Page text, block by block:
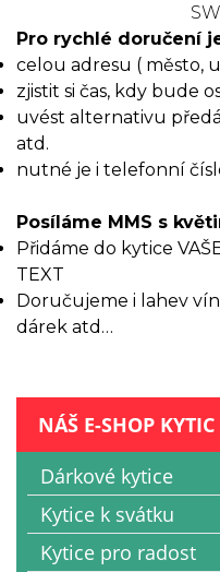
SWIFT-
Pro rychlé doručení
celou adresu ( město,
zjistit si čas, kdy bude
uvést alternativu
atd.
nutné je i telefonní
Posíláme MMS s
Přidáme do kytice
TEXT
Doručujeme i lahev
dárek atd…
NÁŠ E-SHOP KYTIC
Dárkové kytice
Kytice k svátku
Kytice pro radost